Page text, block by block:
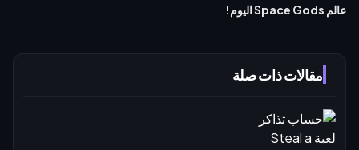
مقالات ذات صلة
عالم Space Godsاليوم!